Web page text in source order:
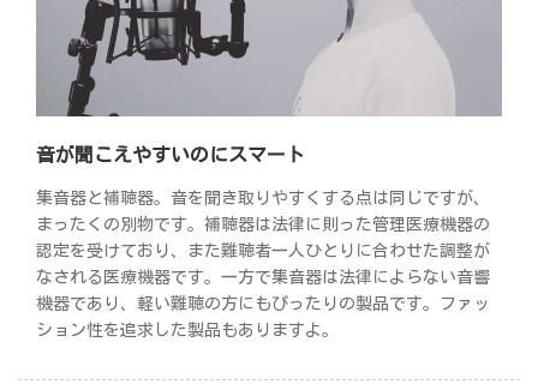
音が聞こえやすいのにスマート
集音器と補聴器。音を聞き取りやすくする点は同じですが、
まったくの別物です。補聴器は法律に則った管理医療機器の
認定を受けており、また難聴者一人ひとりに合わせた調整が
なされる医療機器です。一方で集音器は法律によらない音響
機器であり、軽い難聴の方にもぴったりの製品です。ファッ
ション性を追求した製品もありますよ。